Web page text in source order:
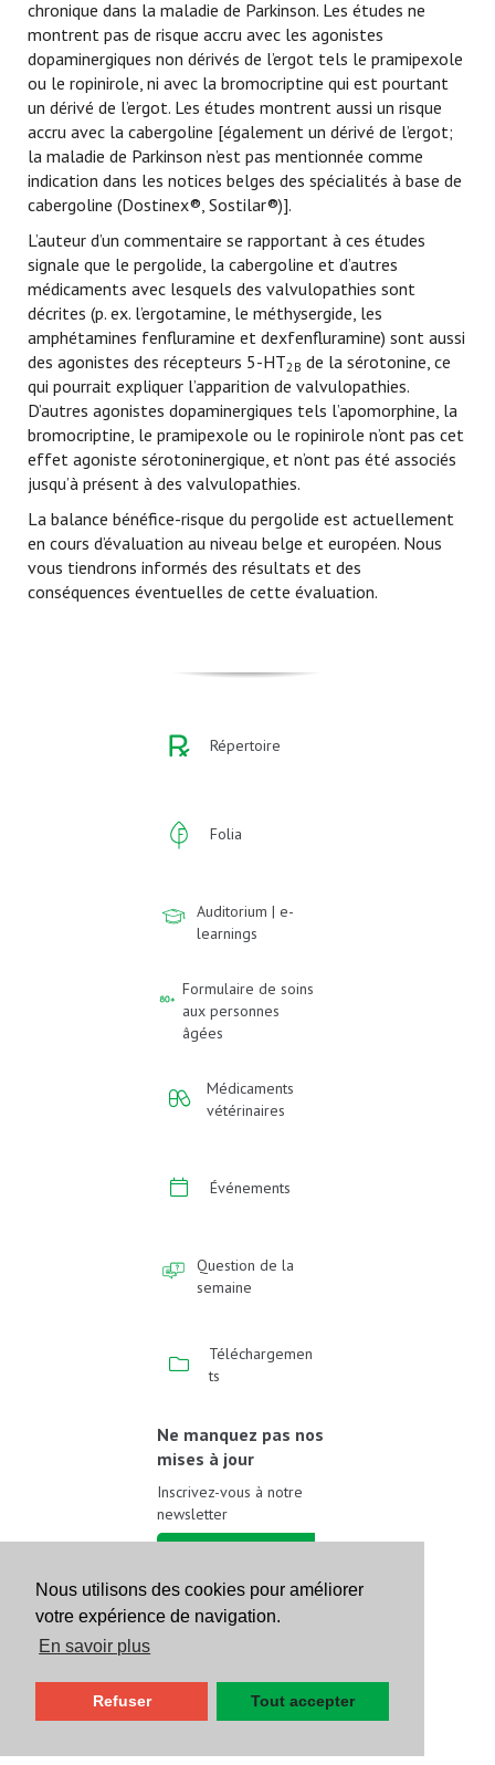
Nous utilisons des cookies pour améliorer
votre expérience de navigation.
En savoir plus
Refuser Tout accepter
chronique dans la maladie de Parkinson. Les études ne
montrent pas de risque accru avec les agonistes
dopaminergiques non dérivés de l’ergot tels le pramipexole
ou le ropinirole, ni avec la bromocriptine qui est pourtant
un dérivé de l’ergot. Les études montrent aussi un risque
accru avec la cabergoline [également un dérivé de l’ergot;
la maladie de Parkinson n’est pas mentionnée comme
indication dans les notices belges des spécialités à base de
cabergoline (Dostinex®, Sostilar®)].
L’auteur d’un commentaire se rapportant à ces études
signale que le pergolide, la cabergoline et d’autres
médicaments avec lesquels des valvulopathies sont
décrites (p. ex. l’ergotamine, le méthysergide, les
amphétamines fenfluramine et dexfenfluramine) sont aussi
des agonistes des récepteurs 5-HT2B de la sérotonine, ce
qui pourrait expliquer l’apparition de valvulopathies.
D’autres agonistes dopaminergiques tels l’apomorphine, la
bromocriptine, le pramipexole ou le ropinirole n’ont pas cet
effet agoniste sérotoninergique, et n’ont pas été associés
jusqu’à présent à des valvulopathies.
La balance bénéfice-risque du pergolide est actuellement
en cours d’évaluation au niveau belge et européen. Nous
vous tiendrons informés des résultats et des
conséquences éventuelles de cette évaluation.
Répertoire
Folia
Auditorium | e-
learnings
Formulaire de soins
aux personnes
âgées
Médicaments
vétérinaires
Événements
Question de la
semaine
Téléchargemen
ts
Ne manquez pas nos
mises à jour
Inscrivez-vous à notre
newsletter
Suivez-nous sur les